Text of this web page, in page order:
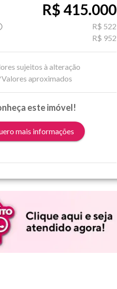
R$ 415.000
R$ 522
R$ 952
sujeitos à alteração
aproximados
este imóvel!
mais informações